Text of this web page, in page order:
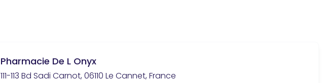
Pharmacie De L Onyx
111-113 Bd Sadi Carnot, 06110 Le Cannet, France